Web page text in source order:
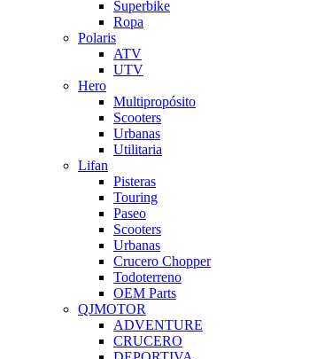
Superbike
Ropa
Polaris
ATV
UTV
Hero
Multipropósito
Scooters
Urbanas
Utilitaria
Lifan
Pisteras
Touring
Paseo
Scooters
Urbanas
Crucero Chopper
Todoterreno
OEM Parts
QJMOTOR
ADVENTURE
CRUCERO